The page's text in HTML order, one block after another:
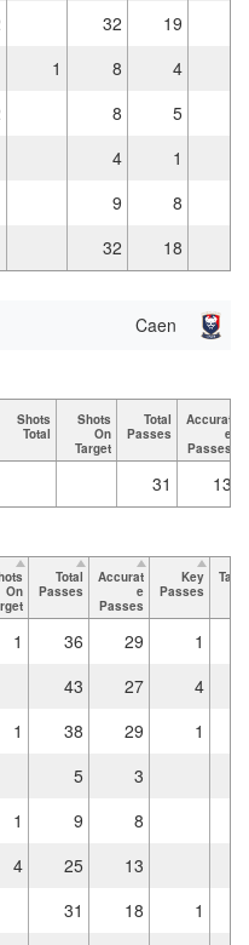
32
19
1 8
4
8 5
4 1
9
8
32 18
Caen
Shots
Total
Shots
On
Target
Total
Passes
Accurat
e
Passes
31 13
On
Total
Passes
Accurat
e
Passes
Key
Passes
1 36 29
1
43 27
4
1 38 29
1
5
3
1 9
8
4 25
13
31 18
1